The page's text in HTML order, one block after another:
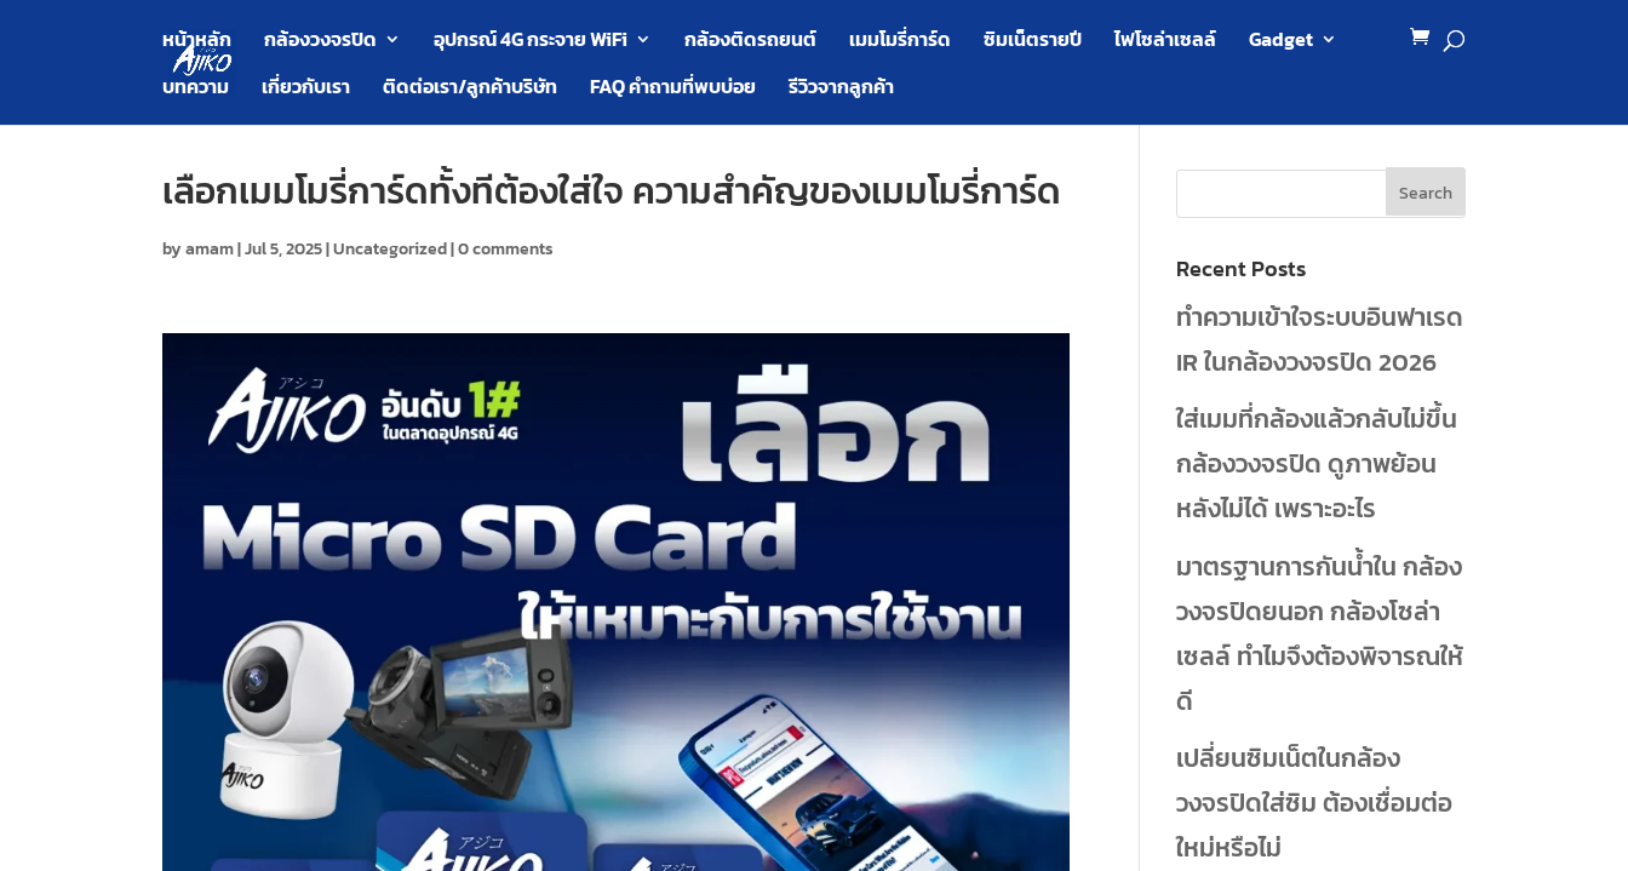
หน้าหลัก กล้องวงจรปิด อุปกรณ์ 4G กระจาย WiFi กล้องติดรถยนต์ เมมโมรี่การ์ด ซิมเน็ตรายปี ไฟโซล่าเซลล์
Gadget
บทความ
เกี่ยวกับเรา ติดต่อเรา/ลูกค้าบริษัท FAQ คำถามที่พบบ่อย รีวิวจากลูกค้า
เลือกเมมโมรี่การ์ดทั้งทีต้องใส่ใจ ความสำคัญของเมมโมรี่การ์ด
byamam|Jul 5, 2025|Uncategorized|0 comments
Recent Posts
ทำความเข้าใจระบบอินฟาเรด
IR ในกล้องวงจรปิด 2026
ใส่เมมที่กล้องแล้วกลับไม่ขึ้น
กล้องวงจรปิด ดูภาพย้อน
หลังไม่ได้ เพราะอะไร
มาตรฐานการกันน้ำใน กล้อง
วงจรปิดยนอก กล้องโซล่า
เซลล์ ทำไมจึงต้องพิจารณให้
ดี
เปลี่ยนซิมเน็ตในกล้อง
วงจรปิดใส่ซิม ต้องเชื่อมต่อ
ใหม่หรือไม่